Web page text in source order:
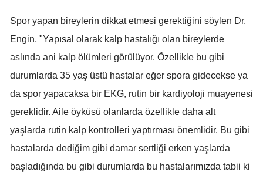
Kırşehir
Kocaeli
Konya
Kütahya
Malatya
Manisa
Kahramanmaraş
Spor yapan bireylerin dikkat etmesi gerektiğini söylen Dr.
Engin, "Yapısal olarak kalp hastalığı olan bireylerde
aslında ani kalp ölümleri görülüyor. Özellikle bu gibi
durumlarda 35 yaş üstü hastalar eğer spora gidecekse ya
da spor yapacaksa bir EKG, rutin bir kardiyoloji muayenesi
gereklidir. Aile öyküsü olanlarda özellikle daha alt
yaşlarda rutin kalp kontrolleri yaptırması önemlidir. Bu gibi
hastalarda dediğim gibi damar sertliği erken yaşlarda
başladığında bu gibi durumlarda bu hastalarımızda tabii ki